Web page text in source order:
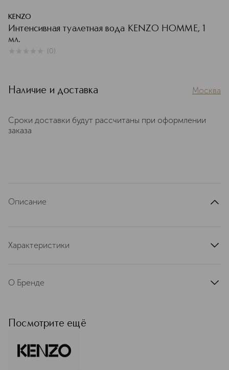
KENZO
Интенсивная туалетная вода KENZO HOMME, 1
мл.
(0)
Наличие и доставка Москва
Сроки доставки будут рассчитаны при оформлении
заказа
Описание
Характеристики
О Бренде
заключена в каждом творении
бренда и лежит в основе всех
Посмотрите ещё